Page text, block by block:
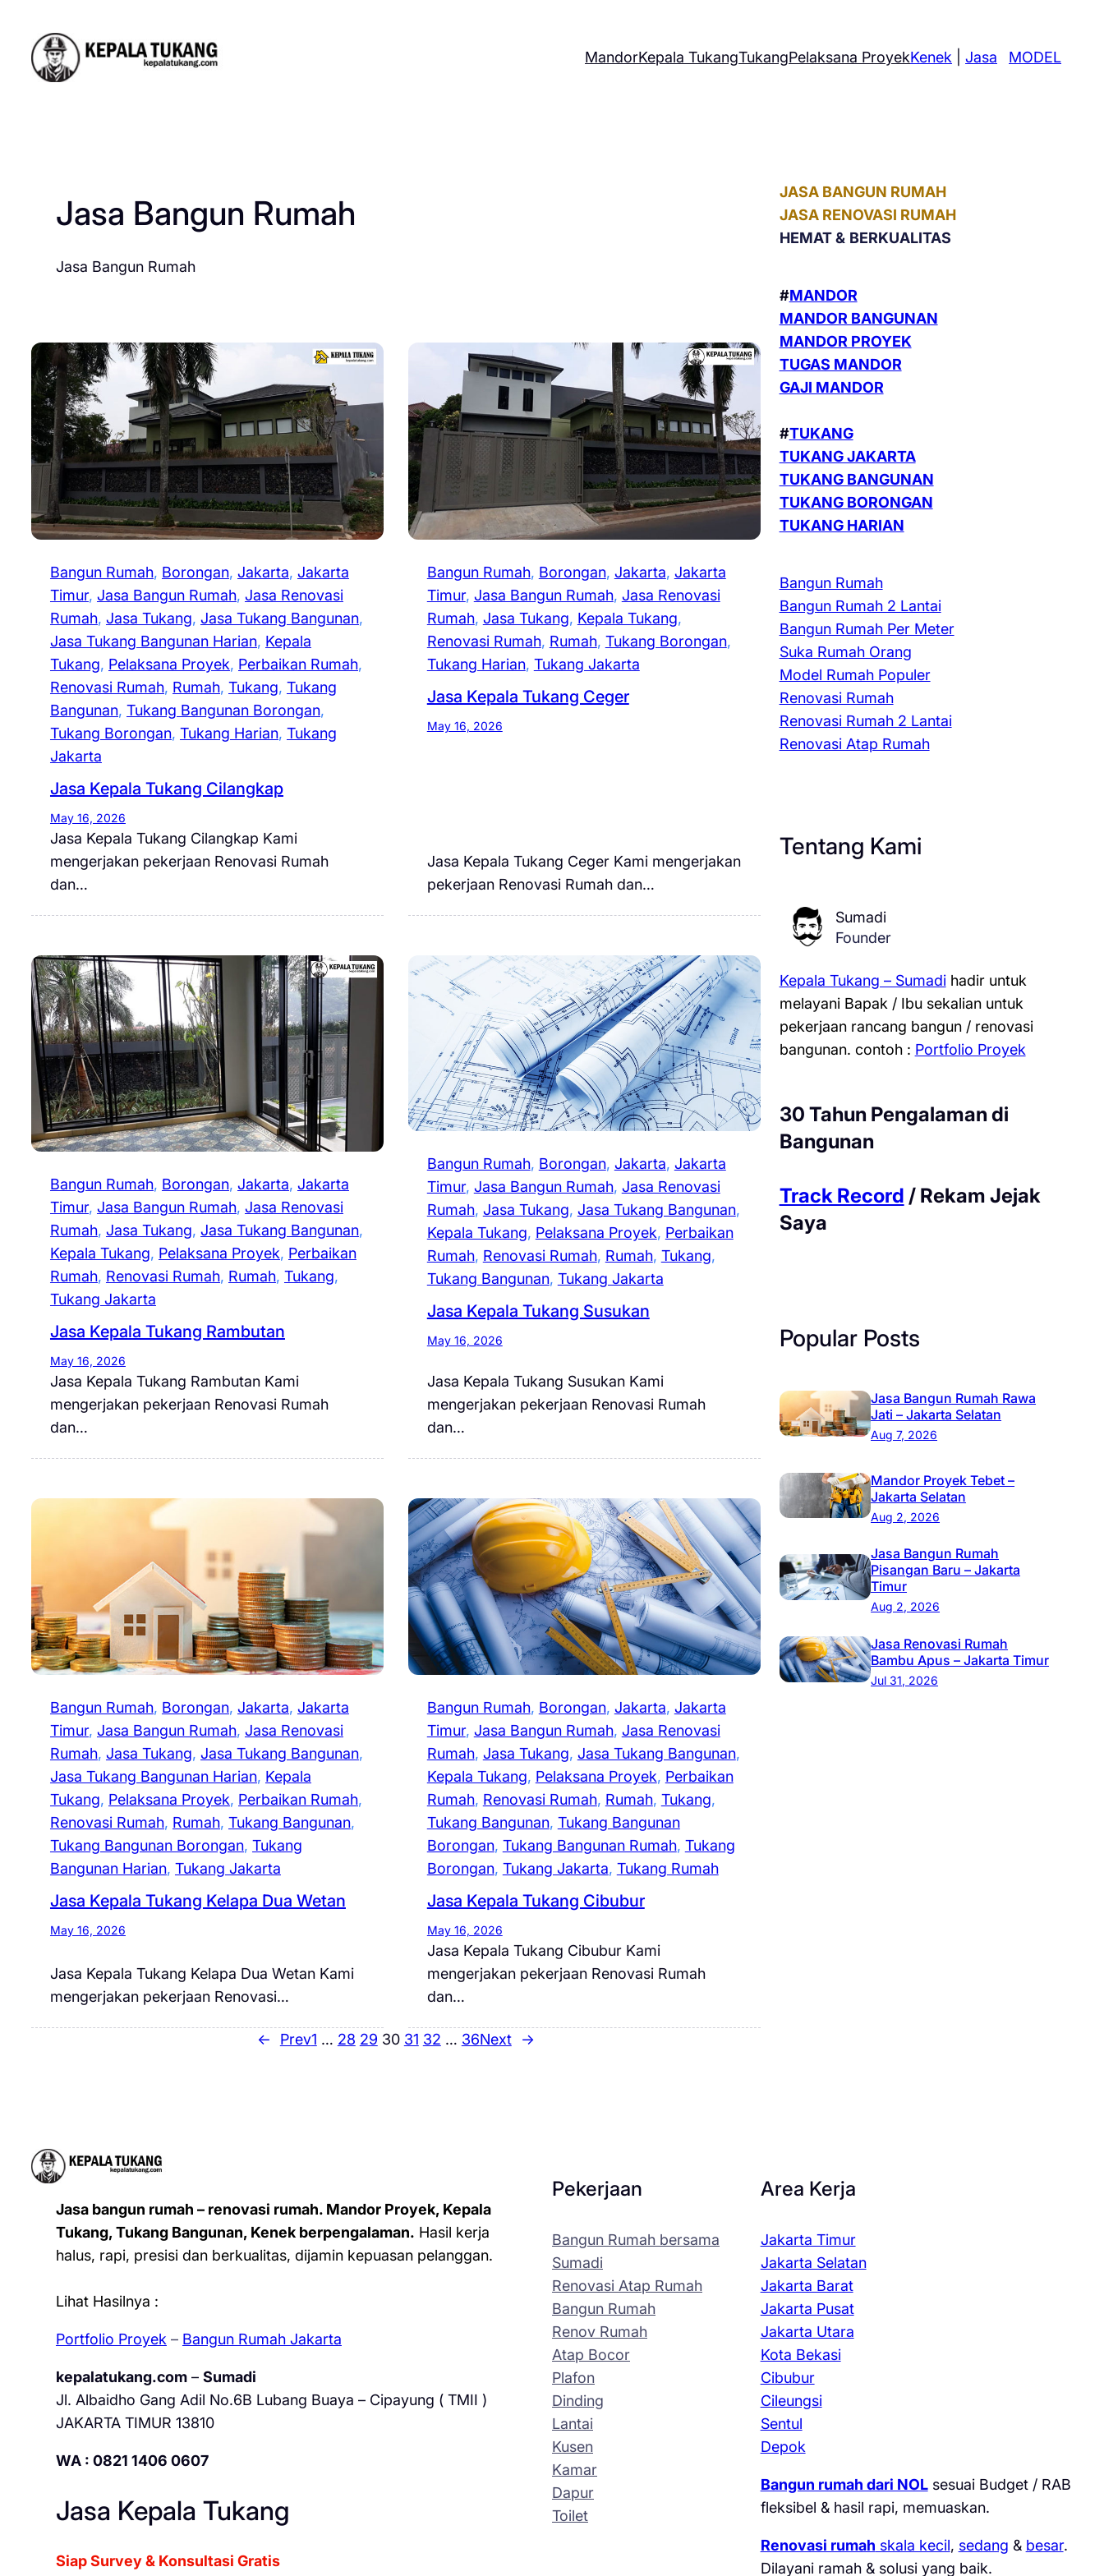
content
MandorKepala TukangTukangPelaksana ProyekKenek |Jasa MODEL
Jasa Bangun Rumah
Jasa Bangun Rumah
Bangun Rumah, Borongan, Jakarta, Jakarta
Timur, Jasa Bangun Rumah, Jasa Renovasi
Rumah, Jasa Tukang, Jasa Tukang Bangunan
Jasa Tukang Bangunan Harian, Kepala
Tukang, Pelaksana Proyek, Perbaikan Rumah
Renovasi Rumah, Rumah, Tukang, Tukang
Bangunan, Tukang Bangunan Borongan
Tukang Borongan, Tukang Harian, Tukang
Jakarta
Jasa Kepala Tukang Cilangkap
May 16, 2026
Jasa Kepala Tukang Cilangkap Kami
mengerjakan pekerjaan Renovasi Rumah
dan…
Bangun Rumah, Borongan, Jakarta, Jakarta
Timur, Jasa Bangun Rumah, Jasa Renovasi
Rumah, Jasa Tukang, Kepala Tukang
Renovasi Rumah, Rumah, Tukang Borongan
Tukang Harian, Tukang Jakarta
Jasa Kepala Tukang Ceger
May 16, 2026
Jasa Kepala Tukang Ceger Kami mengerjakan
pekerjaan Renovasi Rumah dan…
Bangun Rumah, Borongan, Jakarta, Jakarta
Timur, Jasa Bangun Rumah, Jasa Renovasi
Rumah, Jasa Tukang, Jasa Tukang Bangunan
Kepala Tukang, Pelaksana Proyek, Perbaikan
Rumah, Renovasi Rumah, Rumah, Tukang
Tukang Jakarta
Jasa Kepala Tukang Rambutan
May 16, 2026
Jasa Kepala Tukang Rambutan Kami
mengerjakan pekerjaan Renovasi Rumah
dan…
Bangun Rumah, Borongan, Jakarta, Jakarta
Timur, Jasa Bangun Rumah, Jasa Renovasi
Rumah, Jasa Tukang, Jasa Tukang Bangunan
Kepala Tukang, Pelaksana Proyek, Perbaikan
Rumah, Renovasi Rumah, Rumah, Tukang
Tukang Bangunan, Tukang Jakarta
Jasa Kepala Tukang Susukan
May 16, 2026
Jasa Kepala Tukang Susukan Kami
mengerjakan pekerjaan Renovasi Rumah
dan…
Bangun Rumah, Borongan, Jakarta, Jakarta
Timur, Jasa Bangun Rumah, Jasa Renovasi
Rumah, Jasa Tukang, Jasa Tukang Bangunan
Jasa Tukang Bangunan Harian, Kepala
Tukang, Pelaksana Proyek, Perbaikan Rumah
Renovasi Rumah, Rumah, Tukang Bangunan
Tukang Bangunan Borongan, Tukang
Bangunan Harian, Tukang Jakarta
Jasa Kepala Tukang Kelapa Dua Wetan
May 16, 2026
Jasa Kepala Tukang Kelapa Dua Wetan Kami
mengerjakan pekerjaan Renovasi…
Bangun Rumah, Borongan, Jakarta, Jakarta
Timur, Jasa Bangun Rumah, Jasa Renovasi
Rumah, Jasa Tukang, Jasa Tukang Bangunan
Kepala Tukang, Pelaksana Proyek, Perbaikan
Rumah, Renovasi Rumah, Rumah, Tukang
Tukang Bangunan, Tukang Bangunan
Borongan, Tukang Bangunan Rumah, Tukang
Borongan, Tukang Jakarta, Tukang Rumah
Jasa Kepala Tukang Cibubur
May 16, 2026
Jasa Kepala Tukang Cibubur Kami
mengerjakan pekerjaan Renovasi Rumah
dan…
← Prev1 … 28 29 30 31 32 … 36Next →
JASA BANGUN RUMAH
JASA RENOVASI RUMAH
HEMAT & BERKUALITAS
#MANDOR
MANDOR BANGUNAN
MANDOR PROYEK
TUGAS MANDOR
GAJI MANDOR
#TUKANG
TUKANG JAKARTA
TUKANG BANGUNAN
TUKANG BORONGAN
TUKANG HARIAN
Bangun Rumah
Bangun Rumah 2 Lantai
Bangun Rumah Per Meter
Suka Rumah Orang
Model Rumah Populer
Renovasi Rumah
Renovasi Rumah 2 Lantai
Renovasi Atap Rumah
Tentang Kami
Sumadi
Founder
Kepala Tukang – Sumadihadir untuk
melayani Bapak / Ibu sekalian untuk
pekerjaan rancang bangun / renovasi
bangunan. contoh : Portfolio Proyek
30 Tahun Pengalaman di
Bangunan
Track Record / Rekam Jejak
Saya
Popular Posts
Jasa Bangun Rumah Rawa
Jati – Jakarta Selatan
Aug 7, 2026
Mandor Proyek Tebet –
Jakarta Selatan
Aug 2, 2026
Jasa Bangun Rumah
Pisangan Baru – Jakarta
Timur
Aug 2, 2026
Jasa Renovasi Rumah
Bambu Apus – Jakarta Timur
Jul 31, 2026
Jasa bangun rumah – renovasi rumah. Mandor Proyek, Kepala
Tukang, Tukang Bangunan, Kenek berpengalaman. Hasil kerja
halus, rapi, presisi dan berkualitas, dijamin kepuasan pelanggan.
Lihat Hasilnya :
Portfolio Proyek – Bangun Rumah Jakarta
kepalatukang.com– Sumadi
Jl. Albaidho Gang Adil No.6B Lubang Buaya – Cipayung ( TMII )
JAKARTA TIMUR 13810
WA : 0821 1406 0607
Jasa Kepala Tukang
Siap Survey & Konsultasi Gratis
Pekerjaan
Bangun Rumah bersama
Sumadi
Renovasi Atap Rumah
Bangun Rumah
Renov Rumah
Atap Bocor
Plafon
Dinding
Lantai
Kusen
Kamar
Dapur
Toilet
Area Kerja
Jakarta Timur
Jakarta Selatan
Jakarta Barat
Jakarta Pusat
Jakarta Utara
Kota Bekasi
Cibubur
Cileungsi
Sentul
Depok
Bangun rumah dari NOLsesuai Budget / RAB
fleksibel & hasil rapi, memuaskan.
Renovasi rumah skala kecil, sedang & besar.
Dilayani ramah & solusi yang baik.